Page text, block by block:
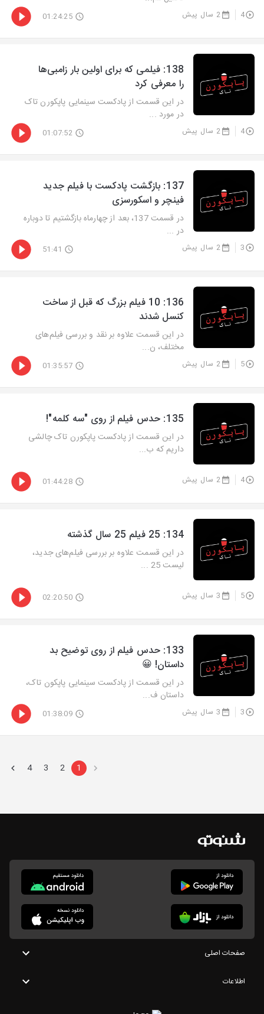
4 2 سال پیش 01:24:25
‫138: فیلمی که برای اولین بار زامبی‌ها
را معرفی کرد
در این قسمت از پادکست سینمایی پاپکورن تاک
در مورد ...
4 2 سال پیش 01:07:52
‫137: بازگشت پادکست با فیلم جدید
فینچر و اسکورسزی
در قسمت 137، بعد از چهارماه بازگشتیم تا دوباره
در ...
3 2 سال پیش 51:41
‫136: 10 فیلم بزرگ که قبل از ساخت
کنسل شدند
در این قسمت علاوه بر نقد و بررسی فیلم‌های
مختلف، ن...
5 2 سال پیش 01:35:57
‫135: حدس فیلم از روی "سه کلمه"!
در این قسمت از پادکست پاپکورن تاک چالشی
داریم که ب...
4 2 سال پیش 01:44:28
‫134: 25 فیلم 25 سال گذشته
در این قسمت علاوه بر بررسی فیلم‌های جدید،
لیست 25 ...
5 3 سال پیش 02:20:50
‫133: حدس فیلم از روی توضیح بد
داستان! 😀
در این قسمت از پادکست سینمایی پاپکون تاک،
داستان ف...
3 3 سال پیش 01:38:09
1
2
3
4
صفحات اصلی
اطلاعات